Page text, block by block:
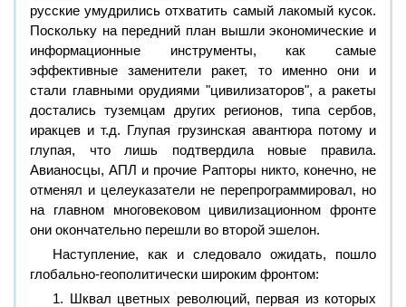
русские умудрились отхватить самый лакомый кусок.
Поскольку на передний план вышли экономические и
информационные инструменты, как самые
эффективные заменители ракет, то именно они и
стали главными орудиями "цивилизаторов", а ракеты
достались туземцам других регионов, типа сербов,
иракцев и т.д. Глупая грузинская авантюра потому и
глупая, что лишь подтвердила новые правила.
Авианосцы, АПЛ и прочие Рапторы никто, конечно, не
отменял и целеуказатели не перепрограммировал, но
на главном многовековом цивилизационном фронте
они окончательно перешли во второй эшелон.
Наступление, как и следовало ожидать, пошло
глобально-геополитически широким фронтом:
1. Шквал цветных революций, первая из которых